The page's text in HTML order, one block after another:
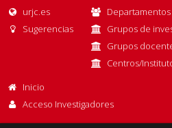
urjc.es
Sugerencias
Departamentos
Grupos de
Grupos
Centros/
Inicio
Acceso Investigadores